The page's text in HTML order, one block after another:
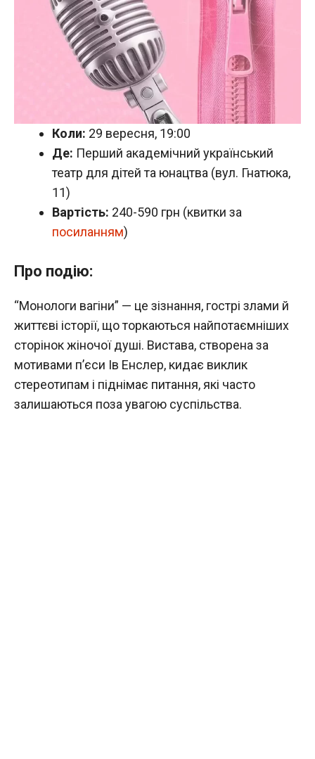
Коли: 29 вересня, 19:00
Де: Перший академічний український
театр для дітей та юнацтва (вул. Гнатюка,
11)
Вартість: 240-590 грн (квитки за
посиланням)
Про подію:
“Монологи вагіни” — це зізнання, гострі злами й
життєві історії, що торкаються найпотаємніших
сторінок жіночої душі. Вистава, створена за
мотивами п’єси Ів Енслер, кидає виклик
стереотипам і піднімає питання, які часто
залишаються поза увагою суспільства.